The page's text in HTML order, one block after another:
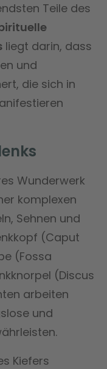
Teile des
liegt darin, dass
und
die sich in
Wunderwerk
komplexen
Sehnen und
(Caput
(Fossa
(Discus
arbeiten
und
Kiefers